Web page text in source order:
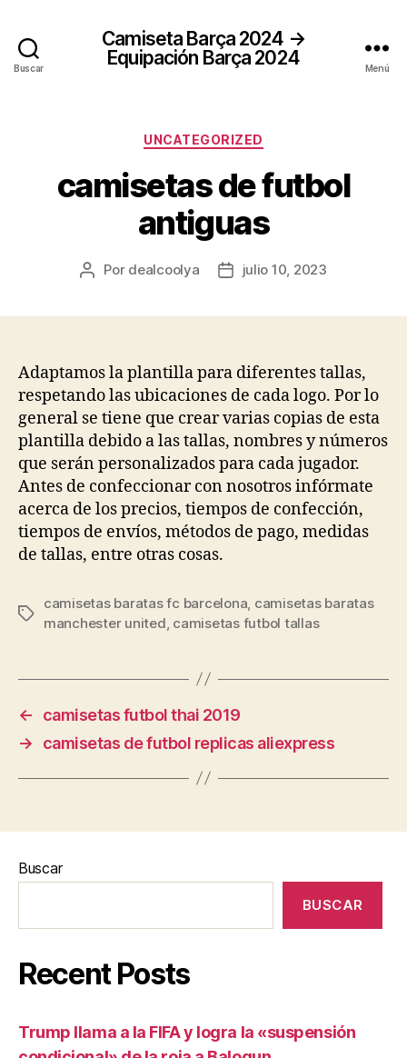
Buscar
Camiseta Barça 2024 →
Equipación Barça 2024
Menú
Categorías
UNCATEGORIZED
camisetas de futbol
antiguas
Autor
Por dealcoolya
Fechajulio 10, 2023
Adaptamos la plantilla para diferentes tallas,
respetando las ubicaciones de cada logo. Por lo
general se tiene que crear varias copias de esta
plantilla debido a las tallas, nombres y números
que serán personalizados para cada jugador.
Antes de confeccionar con nosotros infórmate
acerca de los precios, tiempos de confección,
tiempos de envíos, métodos de pago, medidas
de tallas, entre otras cosas.
Etiquetas
camisetas baratas fc barcelona camisetas baratas
manchester united camisetas futbol tallas
←
camisetas futbol thai 2019
→
camisetas de futbol replicas aliexpress
Buscar
BUSCAR
Recent Posts
Trump llama a la FIFA y logra la «suspensión